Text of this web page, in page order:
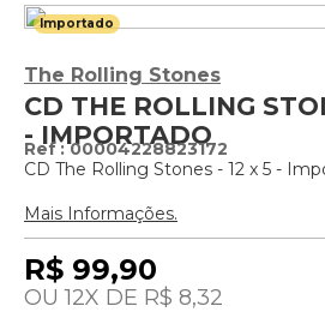
Importado
The Rolling Stones
CD THE ROLLING
- IMPORTADO
:00004228823172
CD The Rolling Stones - 12 x 5 -
Mais Informações.
R$ 99,90
12 R$ 8,32